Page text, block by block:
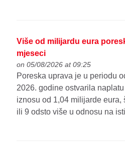
Više od milijardu eura
mjeseci
on 05/08/2026 at 09:25
Poreska uprava je u periodu
2026. godine ostvarila
iznosu od 1,04 milijarde eura,
ili 9 odsto više u odnosu na